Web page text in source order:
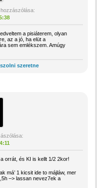
a pisiáterem, olyan
az a jó, ha elüt a
sem emlékszem. Amúgy
szeretne
orrát, és KI is kellt 1/2 2kor!
má’ 1 kicsit ide to májláw, mer
–> lassan nevez7ek a